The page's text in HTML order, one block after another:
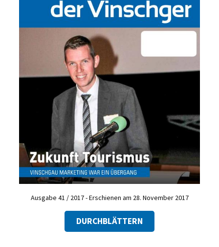
Ausgabe 41 / 2017 - Erschienen am 28. November 2017
DURCHBLÄTTERN